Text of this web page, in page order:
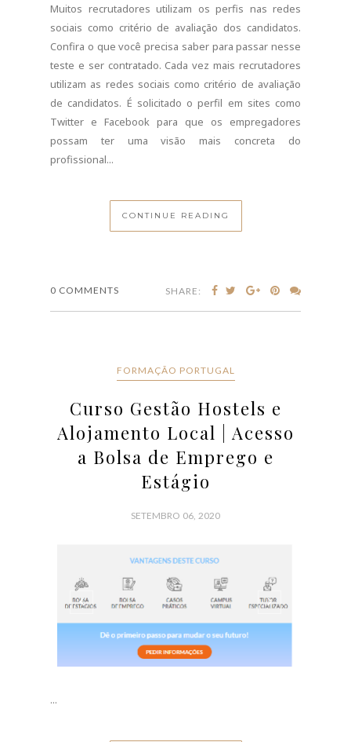
Muitos recrutadores utilizam os perfis nas redes
sociais como critério de avaliação dos candidatos.
Confira o que você precisa saber para passar nesse
teste e ser contratado. Cada vez mais recrutadores
utilizam as redes sociais como critério de avaliação
de candidatos. É solicitado o perfil em sites como
Twitter e Facebook para que os empregadores
possam ter uma visão mais concreta do
profissional...
CONTINUE READING
0 COMMENTS SHARE:
FORMAÇÃO PORTUGAL
Curso Gestão Hostels e
Alojamento Local | Acesso
a Bolsa de Emprego e
Estágio
SETEMBRO 06, 2020
...